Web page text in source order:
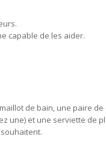
capable de les aider.
de bain, une paire
une) et une serviette de